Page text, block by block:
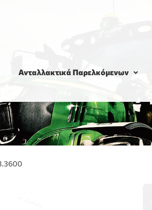
Ανταλλακτικά Παρελκόμενων